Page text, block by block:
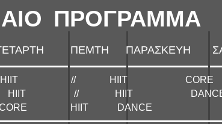
ΠΡΟΓΡΑΜΜΑ
ΠΕΜΤΗ ΠΑΡΑΣΚΕΥΗ
// ΗΙΙΤ CORE
// ΗΙΙΤ // ΗΙΙΤ
ΗΙΙΤ DANCE